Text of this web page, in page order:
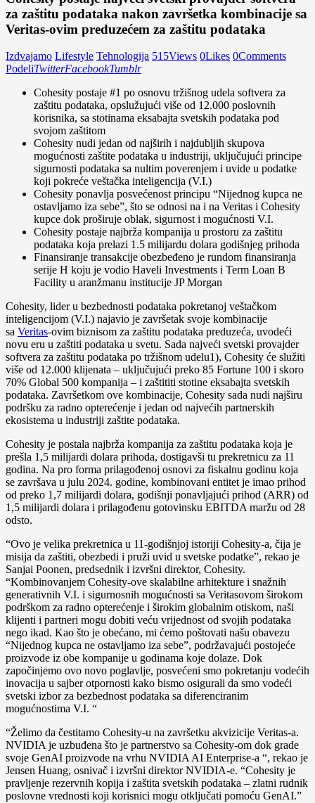
za zaštitu podataka nakon završetka kombinacije sa
Veritas-ovim preduzećem za zaštitu podataka
Izdvajamo Lifestyle Tehnologija 515Views 0Likes 0Comments
PodeliTwitterFacebookTumblr
Cohesity postaje #1 po osnovu tržišnog udela softvera za
zaštitu podataka, opslužujući više od 12.000 poslovnih
korisnika, sa stotinama eksabajta svetskih podataka pod
svojom zaštitom
Cohesity nudi jedan od najširih i najdubljih skupova
mogućnosti zaštite podataka u industriji, uključujući principe
sigurnosti podataka sa nultim poverenjem i uvide u podatke
koji pokreće veštačka inteligencija (V.I.)
Cohesity ponavlja posvećenost principu “Nijednog kupca ne
ostavljamo iza sebe”, što se odnosi na i na Veritas i Cohesity
kupce dok proširuje oblak, sigurnost i mogućnosti V.I.
Cohesity postaje najbrža kompanija u prostoru za zaštitu
podataka koja prelazi 1.5 milijardu dolara godišnjeg prihoda
Finansiranje transakcije obezbeđeno je rundom finansiranja
serije H koju je vodio Haveli Investments i Term Loan B
Facility u aranžmanu institucije JP Morgan
Cohesity, lider u bezbednosti podataka pokretanoj veštačkom
inteligencijom (V.I.) najavio je završetak svoje kombinacije
sa Veritas-ovim biznisom za zaštitu podataka preduzeća, uvodeći
novu eru u zaštiti podataka u svetu. Sada najveći svetski provajder
softvera za zaštitu podataka po tržišnom udelu1), Cohesity će služiti
više od 12.000 klijenata – uključujući preko 85 Fortune 100 i skoro
70% Global 500 kompanija – i zaštititi stotine eksabajta svetskih
podataka. Završetkom ove kombinacije, Cohesity sada nudi najširu
podršku za radno opterećenje i jedan od najvećih partnerskih
ekosistema u industriji zaštite podataka.
Cohesity je postala najbrža kompanija za zaštitu podataka koja je
prešla 1,5 milijardi dolara prihoda, dostigavši tu prekretnicu za 11
godina. Na pro forma prilagođenoj osnovi za fiskalnu godinu koja
se završava u julu 2024. godine, kombinovani entitet je imao prihod
od preko 1,7 milijardi dolara, godišnji ponavljajući prihod (ARR) od
1,5 milijardi dolara i prilagođenu gotovinsku EBITDA maržu od 28
odsto.
“Ovo je velika prekretnica u 11-godišnjoj istoriji Cohesity-a, čija je
misija da zaštiti, obezbedi i pruži uvid u svetske podatke”, rekao je
Sanjai Poonen, predsednik i izvršni direktor, Cohesity.
“Kombinovanjem Cohesity-ove skalabilne arhitekture i snažnih
generativnih V.I. i sigurnosnih mogućnosti sa Veritasovom širokom
podrškom za radno opterećenje i širokim globalnim otiskom, naši
klijenti i partneri mogu dobiti veću vrijednost od svojih podataka
nego ikad. Kao što je obećano, mi ćemo poštovati našu obavezu
“Nijednog kupca ne ostavljamo iza sebe”, podržavajući postojeće
proizvode iz obe kompanije u godinama koje dolaze. Dok
započinjemo ovo novo poglavlje, posvećeni smo pokretanju vodećih
inovacija u sajber otpornosti kako bismo osigurali da smo vodeći
svetski izbor za bezbednost podataka sa diferenciranim
mogućnostima V.I. “
“Želimo da čestitamo Cohesity-u na završetku akvizicije Veritas-a.
NVIDIA je uzbuđena što je partnerstvo sa Cohesity-om dok grade
svoje GenAI proizvode na vrhu NVIDIA AI Enterprise-a “, rekao je
Jensen Huang, osnivač i izvršni direktor NVIDIA-e. “Cohesity je
pravljenje rezervnih kopija i zaštita svetskih podataka – zlatni rudnik
poslovne vrednosti koji korisnici mogu otključati pomoću GenAI.”